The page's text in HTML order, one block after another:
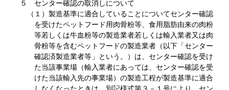
５ センター確認の取消しについて
（１）製造基準に適合していることについてセンター確認
を受けたペットフード用肉骨粉等、食用脂肪由来の肉粉
等若しくは牛血粉等の製造業者若しくは輸入業者又は肉
骨粉等を含むペットフードの製造業者（以下「センター
確認済製造業者等」という。）は、センター確認を受け
た当該事業場（輸入業者にあっては、センター確認を受
けた当該輸入先の事業場）の製造工程が製造基準に適合